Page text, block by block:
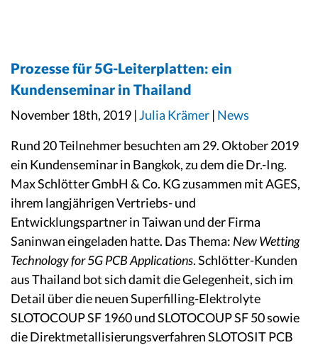
Prozesse für 5G-Leiterplatten: ein
Kundenseminar in Thailand
November 18th, 2019 |Julia Krämer | News
Rund 20 Teilnehmer besuchten am 29. Oktober 2019
ein Kundenseminar in Bangkok, zu dem die Dr.-Ing.
Max Schlötter GmbH & Co. KG zusammen mit AGES,
ihrem langjährigen Vertriebs- und
Entwicklungspartner in Taiwan und der Firma
Saninwan eingeladen hatte. Das Thema: New Wetting
Technology for 5G PCB Applications. Schlötter-Kunden
aus Thailand bot sich damit die Gelegenheit, sich im
Detail über die neuen Superfilling-Elektrolyte
SLOTOCOUP SF 1960 und SLOTOCOUP SF 50 sowie
die Direktmetallisierungsverfahren SLOTOSIT PCB